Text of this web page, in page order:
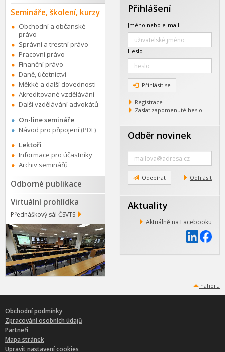
Semináře, školení, kurzy
Obchodní a občanské
právo
Správní a trestní právo
Pracovní právo
Finanční právo
Daně, účetnictví
Měkké a další dovednosti
Akreditované vzdělávání
Další vzdělávání advokátů
On-line semináře
Návod pro připojení (PDF)
Lektoři
Informace pro účastníky
Archiv seminářů
Odborné publikace
Virtuální prohlídka
Přednáškový sál ČSVTS
Přihlášení
Jméno nebo e-mail
Heslo
Přihlásit se
Registrace
Zaslat zapomenuté heslo
Odběr novinek
Zadejte
mail
Odebírat Odhlásit
Aktuality
Aktuálně na Facebooku
nahoru
Obchodní podmínky
Zpracování osobních údajů
Partneři
Mapa stránek
Upravit nastavení cookies